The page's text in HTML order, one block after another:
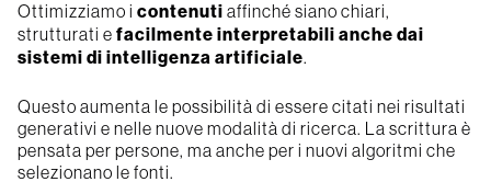
Ottimizziamo i contenuti affinché siano chiari,
strutturati e facilmente interpretabili anche dai
sistemi di intelligenza artificiale.
Questo aumenta le possibilità di essere citati nei risultati
generativi e nelle nuove modalità di ricerca. La scrittura è
pensata per persone, ma anche per i nuovi algoritmi che
selezionano le fonti.